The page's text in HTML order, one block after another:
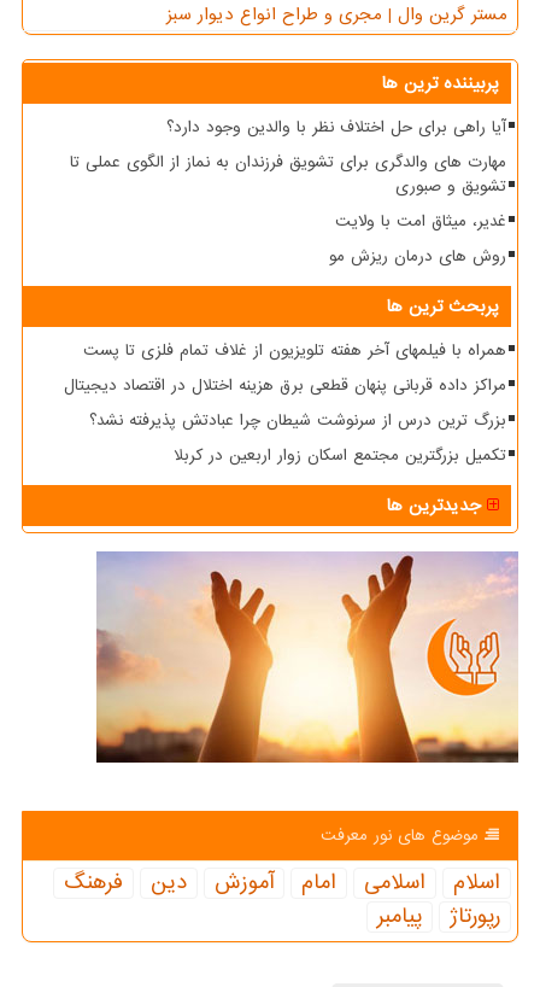
مستر گرین وال | مجری و طراح انواع دیوار سبز
پربیننده ترین ها
آیا راهی برای حل اختلاف نظر با والدین وجود دارد؟
مهارت های والدگری برای تشویق فرزندان به نماز از الگوی عملی تا
تشویق و صبوری
غدیر، میثاق امت با ولایت
روش های درمان ریزش مو
پربحث ترین ها
همراه با فیلمهای آخر هفته تلویزیون از غلاف تمام فلزی تا پست
مراکز داده قربانی پنهان قطعی برق هزینه اختلال در اقتصاد دیجیتال
بزرگ ترین درس از سرنوشت شیطان چرا عبادتش پذیرفته نشد؟
تکمیل بزرگترین مجتمع اسکان زوار اربعین در کربلا
جدیدترین ها
موضوع های نور معرفت
اسلام اسلامی امام آموزش دین
فرهنگ
رپورتاژ
پیامبر